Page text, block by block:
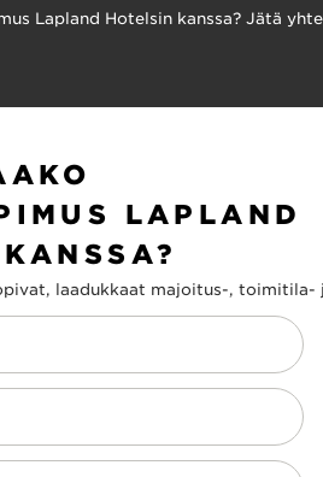
Lapland Hotelsin kanssa? Jätä
LAPLAND
laadukkaat majoitus-,